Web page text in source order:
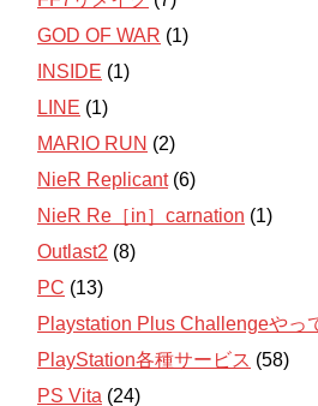
GOD OF WAR (1)
INSIDE (1)
LINE (1)
MARIO RUN (2)
NieR Replicant(6)
NieR Re［in］carnation (1)
Outlast2 (8)
PC (13)
Playstation Plus Challengeやっ
PlayStation各種サービス (58)
PS Vita (24)